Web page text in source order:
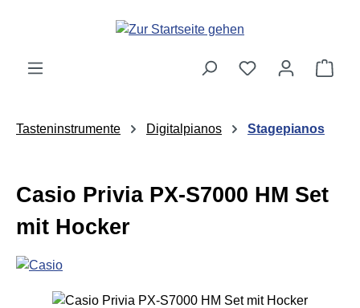
Zum Hauptinhalt springen
Tasteninstrumente Digitalpianos Stagepianos
Casio Privia PX-S7000 HM Set
mit Hocker
Bildergalerie überspringen